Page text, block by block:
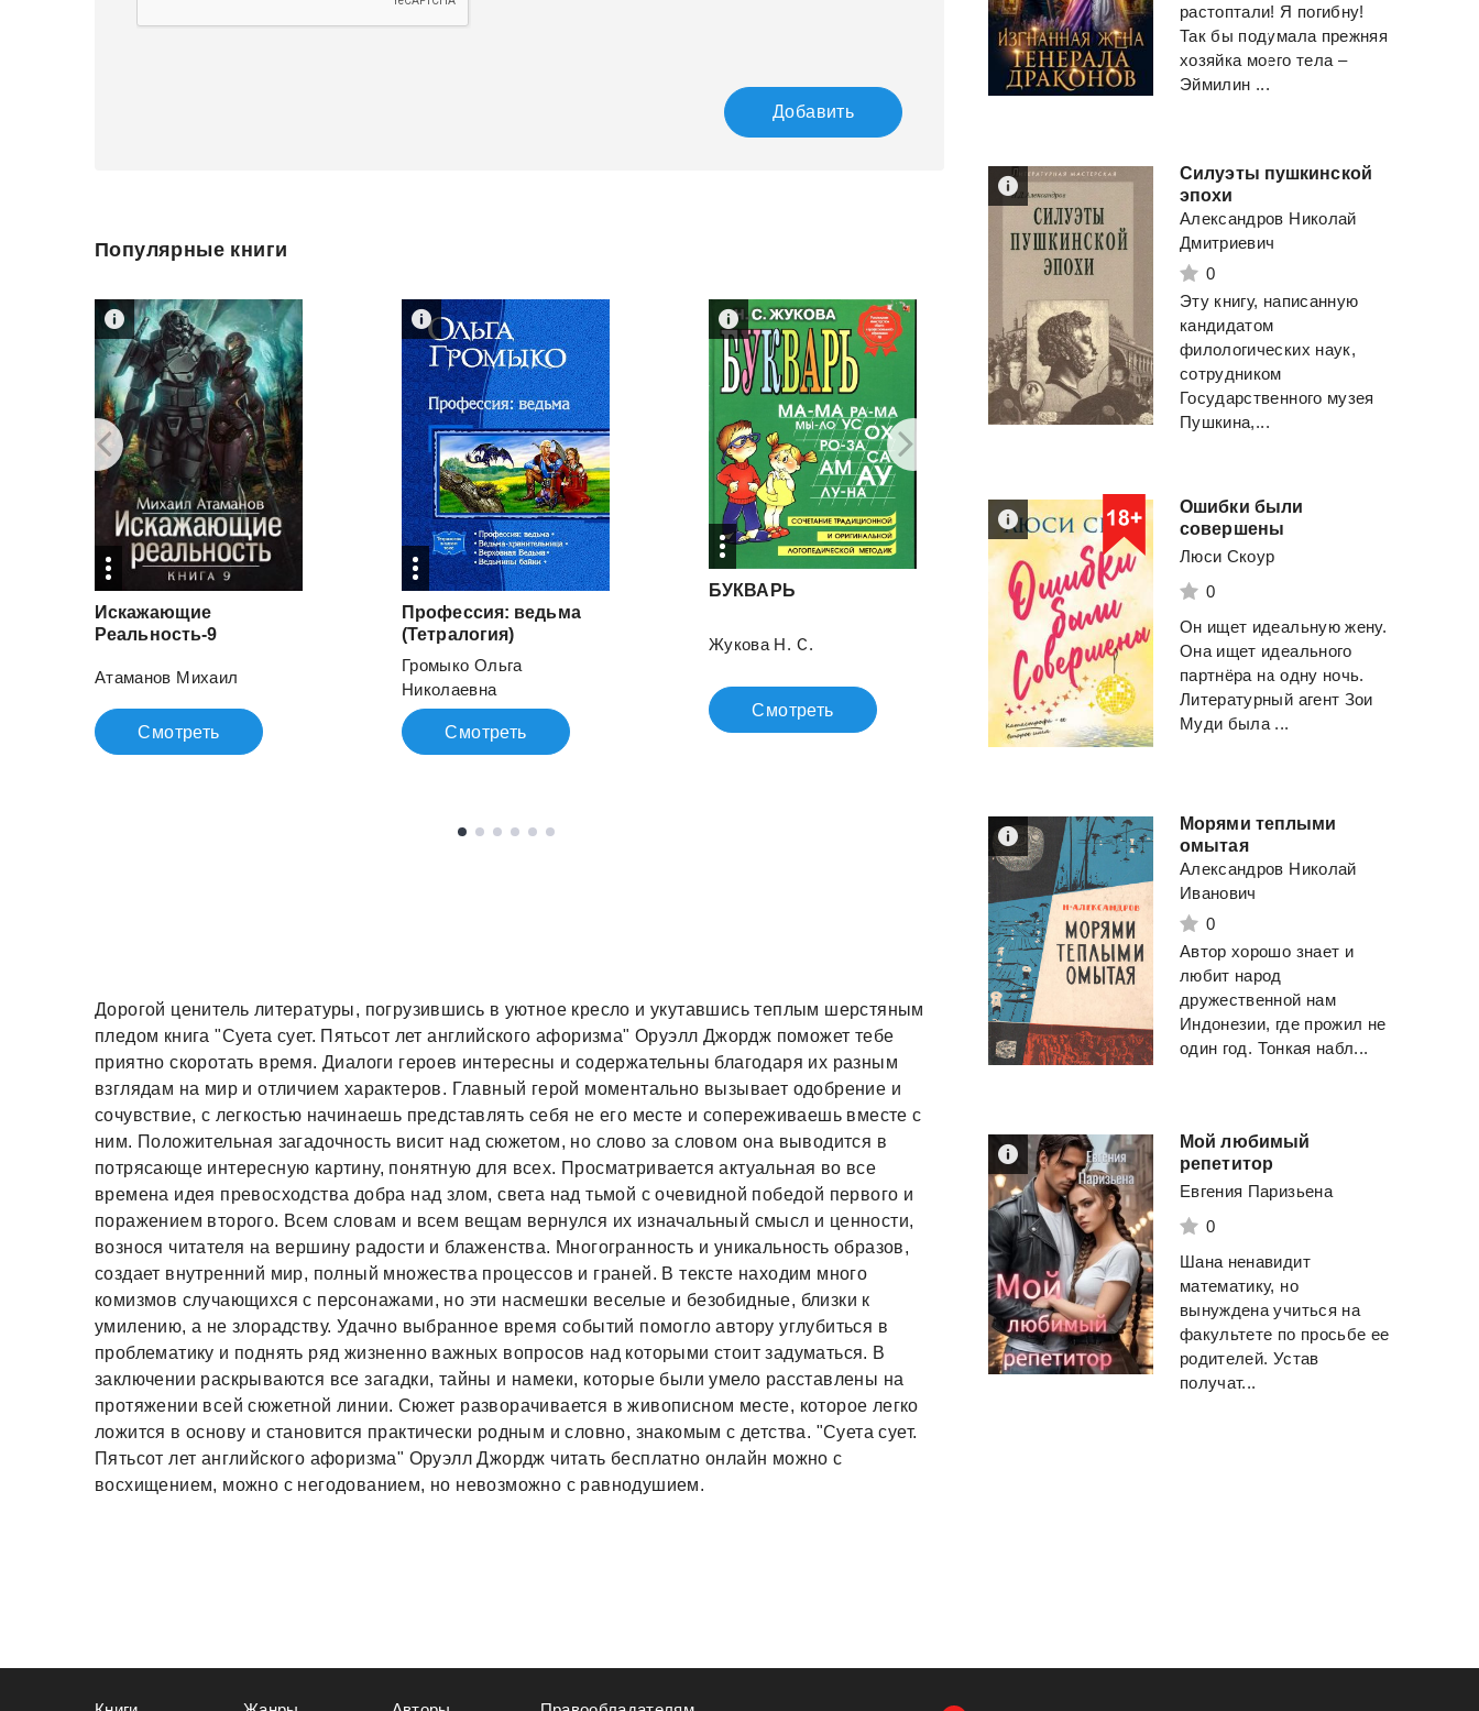
Добавить
Популярные книги
Искажающие
Реальность-9
Атаманов Михаил
Смотреть
Профессия: ведьма
(Тетралогия)
Громыко Ольга
Николаевна
Смотреть
БУКВАРЬ
Жукова Н. С.
Смотреть
Хочу и буду: Принять
себя, полюбить жизнь и стать счастливым
Лабковский Михаил
Смотреть
Свободина
Дорогой ценитель литературы, погрузившись в уютное кресло и укутавшись теплым шерстяным
пледом книга "Суета сует. Пятьсот лет английского афоризма" Оруэлл Джордж поможет тебе
приятно скоротать время. Диалоги героев интересны и содержательны благодаря их разным
взглядам на мир и отличием характеров. Главный герой моментально вызывает одобрение и
сочувствие, с легкостью начинаешь представлять себя не его месте и сопереживаешь вместе с
ним. Положительная загадочность висит над сюжетом, но слово за словом она выводится в
потрясающе интересную картину, понятную для всех. Просматривается актуальная во все
времена идея превосходства добра над злом, света над тьмой с очевидной победой первого и
поражением второго. Всем словам и всем вещам вернулся их изначальный смысл и ценности,
вознося читателя на вершину радости и блаженства. Многогранность и уникальность образов,
создает внутренний мир, полный множества процессов и граней. В тексте находим много
комизмов случающихся с персонажами, но эти насмешки веселые и безобидные, близки к
умилению, а не злорадству. Удачно выбранное время событий помогло автору углубиться в
проблематику и поднять ряд жизненно важных вопросов над которыми стоит задуматься. В
заключении раскрываются все загадки, тайны и намеки, которые были умело расставлены на
протяжении всей сюжетной линии. Сюжет разворачивается в живописном месте, которое легко
ложится в основу и становится практически родным и словно, знакомым с детства. "Суета сует.
Пятьсот лет английского афоризма" Оруэлл Джордж читать бесплатно онлайн можно с
восхищением, можно с негодованием, но невозможно с равнодушием.
растоптали! Я погибну!
Так бы подумала прежняя
хозяйка моего тела –
Эймилин ...
Силуэты пушкинской
эпохи
Александров Николай
Дмитриевич
0
Эту книгу, написанную
кандидатом
филологических наук,
сотрудником
Государственного музея
Пушкина,...
Ошибки были
совершены
Люси Скоур
0
Он ищет идеальную жену.
Она ищет идеального
партнёра на одну ночь.
Литературный агент Зои
Муди была ...
Морями теплыми
омытая
Александров Николай
Иванович
0
Автор хорошо знает и
любит народ
дружественной нам
Индонезии, где прожил не
один год. Тонкая набл...
Мой любимый
репетитор
Евгения Паризьена
0
Шана ненавидит
математику, но
вынуждена учиться на
факультете по просьбе ее
родителей. Устав
получат...